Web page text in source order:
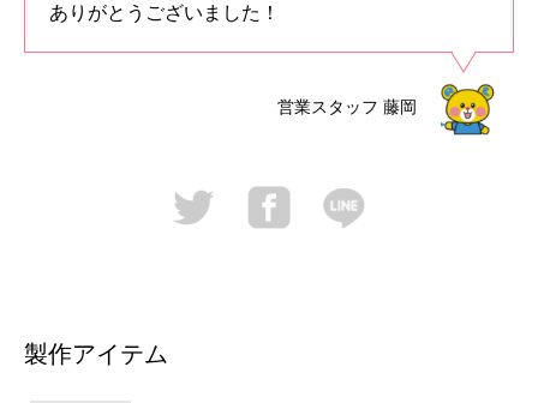
ありがとうございました！
営業スタッフ 藤岡
製作アイテム